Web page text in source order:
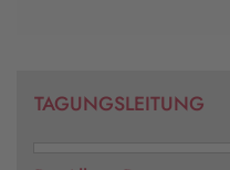
TAGUNGSLEITUNG